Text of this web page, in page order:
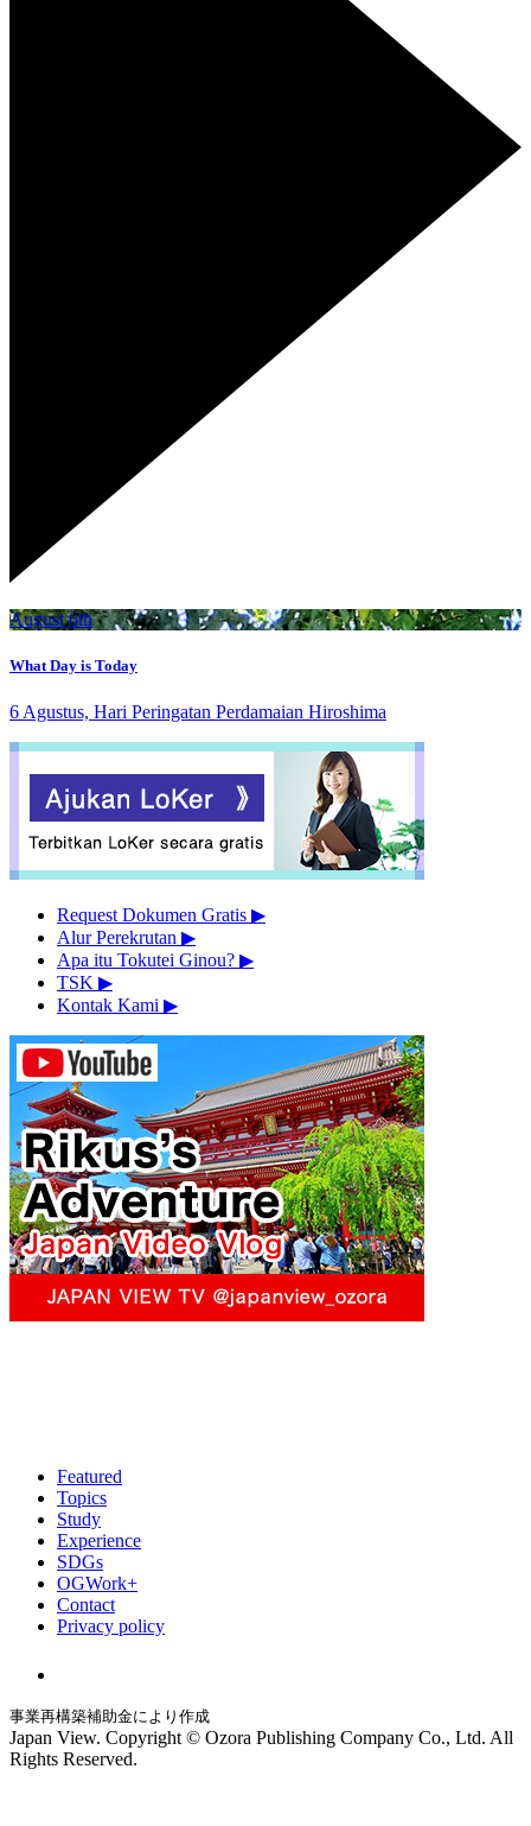
August 6th
What Day is Today
6 Agustus, Hari Peringatan Perdamaian Hiroshima
Request Dokumen Gratis ▶︎
Alur Perekrutan ▶︎
Apa itu Tokutei Ginou? ▶︎
TSK ▶︎
Kontak Kami ▶︎
Featured
Topics
Study
Experience
SDGs
OGWork+
Contact
Privacy policy
事業再構築補助金により作成
Japan View. Copyright © Ozora Publishing Company Co., Ltd. All
Rights Reserved.